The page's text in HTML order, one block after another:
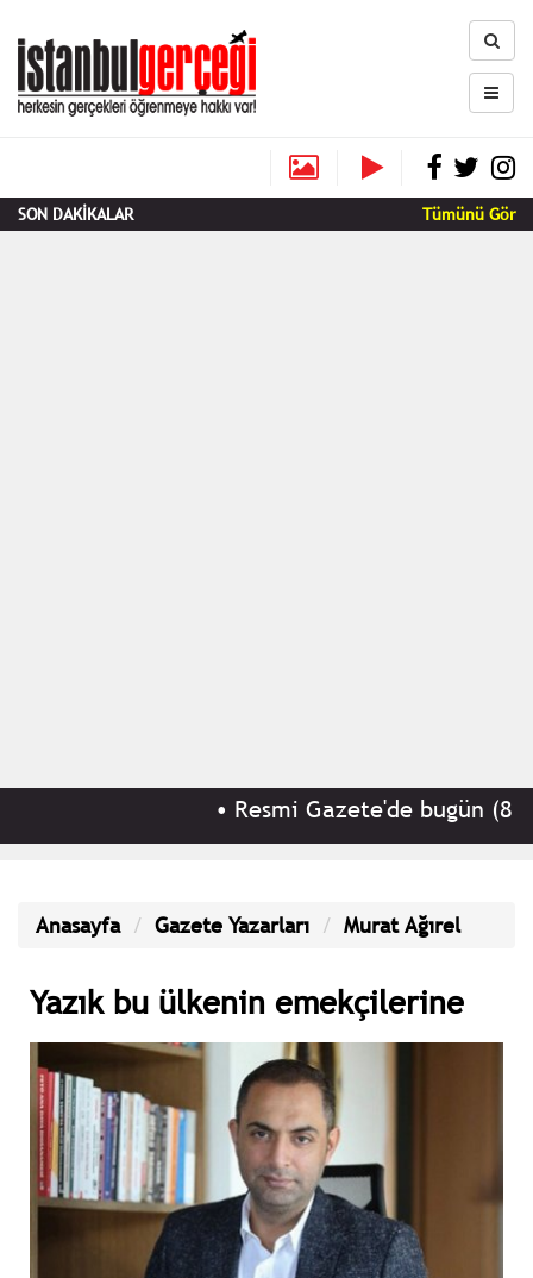
SON DAKİKALAR Tümünü Gör
Resmi Gazete'de bugün (8
Anasayfa Gazete Yazarları Murat Ağırel
Yazık bu ülkenin emekçilerine